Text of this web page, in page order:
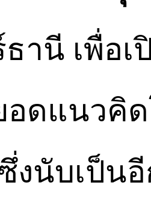
านี เพื่อ
อดแนวคิ
งนับเป็น